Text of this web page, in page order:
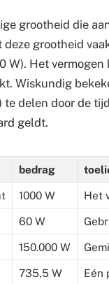
grootheid die
grootheid
W). Het
Wiskundig
delen door de
geldt.
bedrag
1000 W Het
60 W
150.000 W
735,5 W Eén